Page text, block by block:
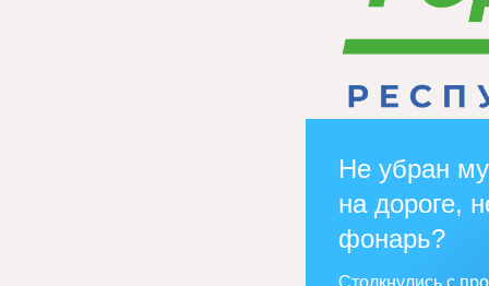
Не убран
на дороге,
фонарь?
Столкнулись с